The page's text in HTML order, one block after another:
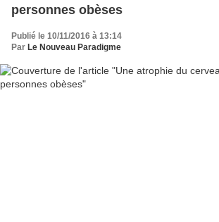
personnes obèses
Publié le 10/11/2016 à 13:14
Par Le Nouveau Paradigme